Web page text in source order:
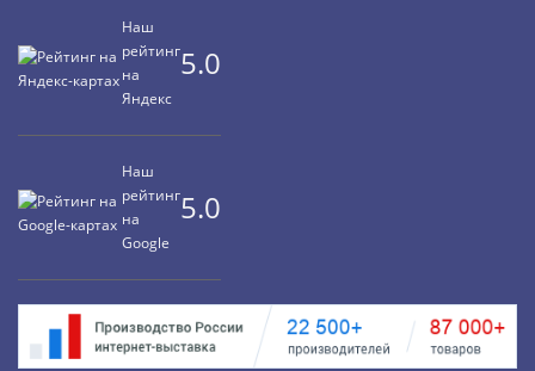
Наш
рейтинг
на
Яндекс
5.0
Наш
рейтинг
на
Google
5.0